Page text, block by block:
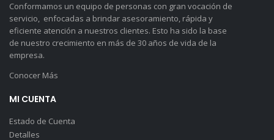
Conformamos un equipo de personas con gran vocación de
servicio, enfocadas a brindar asesoramiento, rápida y
eficiente atención a nuestros clientes. Esto ha sido la base
de nuestro crecimiento en más de 30 años de vida de la
empresa.
Conocer Más
MI CUENTA
Estado de Cuenta
Detalles